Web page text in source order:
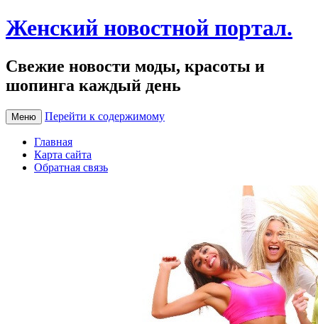
Женский новостной портал.
Свежие новости моды, красоты и
шопинга каждый день
Меню Перейти к содержимому
Главная
Карта сайта
Обратная связь